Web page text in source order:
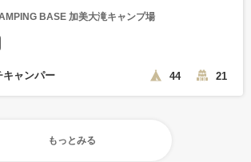
BASE 加美大滝キャンプ場
キャンパー 44 21
もっとみる